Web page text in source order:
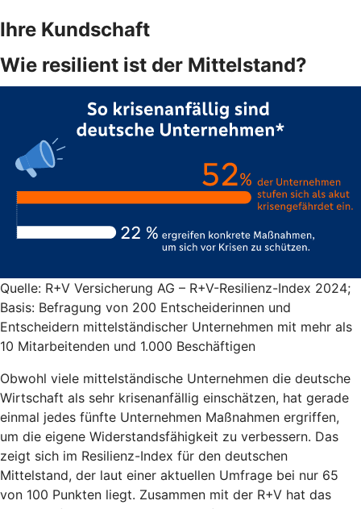
Ihre Kundschaft
Wie resilient ist der Mittelstand?
Quelle: R+V Versicherung AG – R+V-Resilienz-Index 2024;
Basis: Befragung von 200 Entscheiderinnen und
Entscheidern mittelständischer Unternehmen mit mehr als
10 Mitarbeitenden und 1.000 Beschäftigen
Obwohl viele mittelständische Unternehmen die deutsche
Wirtschaft als sehr krisenanfällig einschätzen, hat gerade
einmal jedes fünfte Unternehmen Maßnahmen ergriffen,
um die eigene Widerstandsfähigkeit zu verbessern. Das
zeigt sich im Resilienz-Index für den deutschen
Mittelstand, der laut einer aktuellen Umfrage bei nur 65
von 100 Punkten liegt. Zusammen mit der R+V hat das